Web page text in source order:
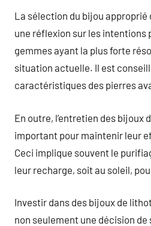
La sélection du bijou
une réflexion sur les intentions
gemmes ayant la plus forte
situation actuelle. Il est
caractéristiques des pierres
En outre, l’entretien des bijoux
important pour maintenir leur
Ceci implique souvent le
leur recharge, soit au soleil,
Investir dans des bijoux de
non seulement une décision de